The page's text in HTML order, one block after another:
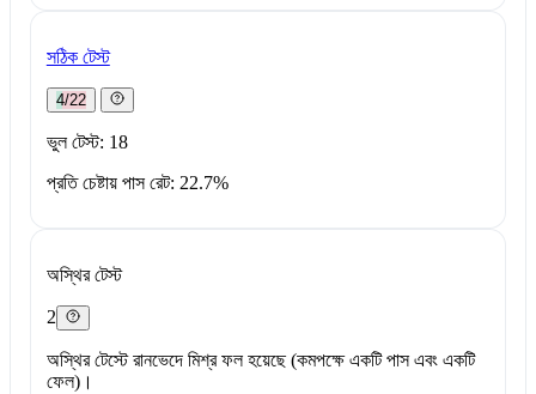
সঠিক টেস্ট
4/22
ভুল টেস্ট: 18
প্রতি চেষ্টায় পাস রেট: 22.7%
অস্থির টেস্ট
2
অস্থির টেস্টে রানভেদে মিশ্র ফল হয়েছে (কমপক্ষে একটি পাস এবং একটি
ফেল)।